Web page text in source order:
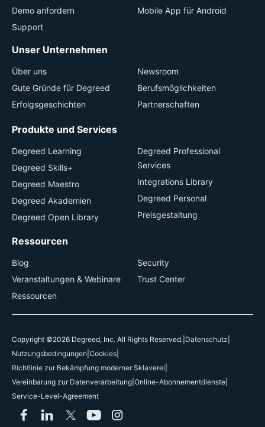
Demo anfordern
Support
Mobile App für Android
Unser Unternehmen
Über uns
Gute Gründe für Degreed
Erfolgsgeschichten
Newsroom
Berufsmöglichkeiten
Partnerschaften
Produkte und Services
Degreed Learning
Degreed Skills+
Degreed Maestro
Degreed Akademien
Degreed Open Library
Degreed Professional
Services
Integrations Library
Degreed Personal
Preisgestaltung
Ressourcen
Blog
Veranstaltungen & Webinare
Ressourcen
Security
Trust Center
Copyright ©2026 Degreed, Inc. All Rights Reserved. Datenschutz
Nutzungsbedingungen Cookies
Richtlinie zur Bekämpfung moderner Sklaverei
Vereinbarung zur Datenverarbeitung Online-Abonnementdienste
Service-Level-Agreement